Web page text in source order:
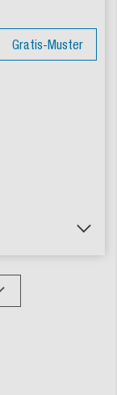
Gratis-Muster